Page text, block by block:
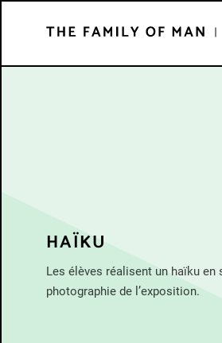
skip_to_content
HAÏKU
Les élèves réalisent un haïku en
photographie de l’exposition.